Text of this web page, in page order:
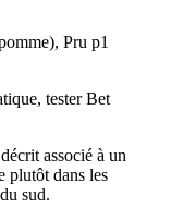
Pru p1
tester Bet
associé à un
plutôt dans les
sud.